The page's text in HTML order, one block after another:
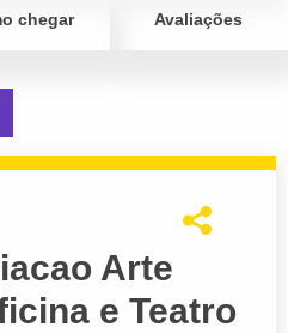
chegar Avaliações
Arte
e Teatro